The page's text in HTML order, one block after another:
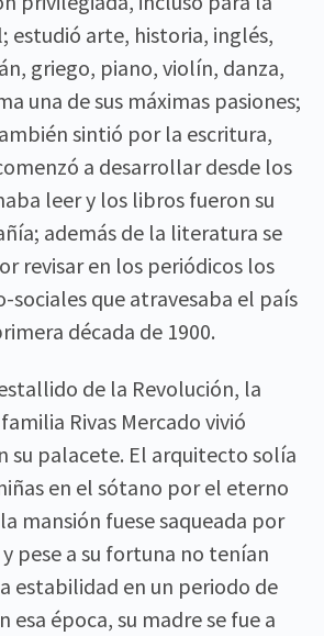
estudió arte, historia, inglés,
griego, piano, violín, danza,
una de sus máximas pasiones;
sintió por la escritura,
a desarrollar desde los
leer y los libros fueron su
además de la literatura se
revisar en los periódicos los
sociales que atravesaba el país
década de 1900.
de la Revolución, la
Rivas Mercado vivió
su palacete. El arquitecto solía
en el sótano por el eterno
mansión fuese saqueada por
pese a su fortuna no tenían
estabilidad en un periodo de
esa época, su madre se fue a